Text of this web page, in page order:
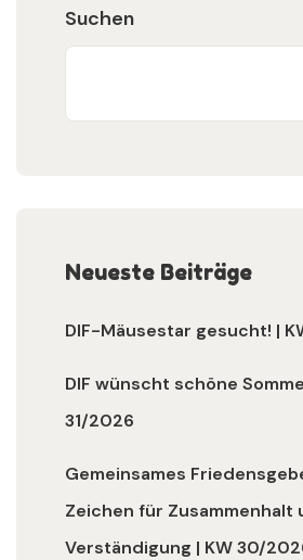
Suchen
Neueste Beiträge
DIF-Mäusestar gesucht! |
DIF wünscht schöne
31/2026
Gemeinsames
Zeichen für Zusammenhalt
Verständigung | KW 30/